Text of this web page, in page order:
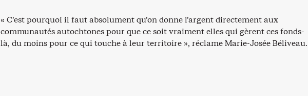
« C’est pourquoi il faut absolument qu’on donne l’argent directement aux
communautés autochtones pour que ce soit vraiment elles qui gèrent ces fonds-
là, du moins pour ce qui touche à leur territoire », réclame Marie-Josée Béliveau.